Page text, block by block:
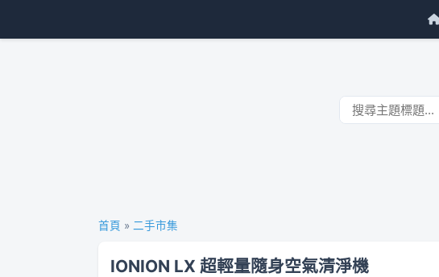
首頁 » 二手市集
IONION LX 超輕量隨身空氣清淨機